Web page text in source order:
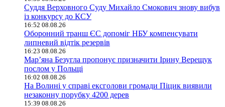
Суддя Верховного Суду Михайло Смокович знову вибув
із конкурсу до КСУ
16:52 08.08.26
Оборонний транш ЄС допоміг НБУ компенсувати
липневий відтік резервів
16:23 08.08.26
Мар’яна Безугла пропонує призначити Ірину Верещук
послом у Польщі
16:02 08.08.26
На Волині у справі ексголови громади Піцик виявили
незаконну порубку 4200 дерев
15:39 08.08.26